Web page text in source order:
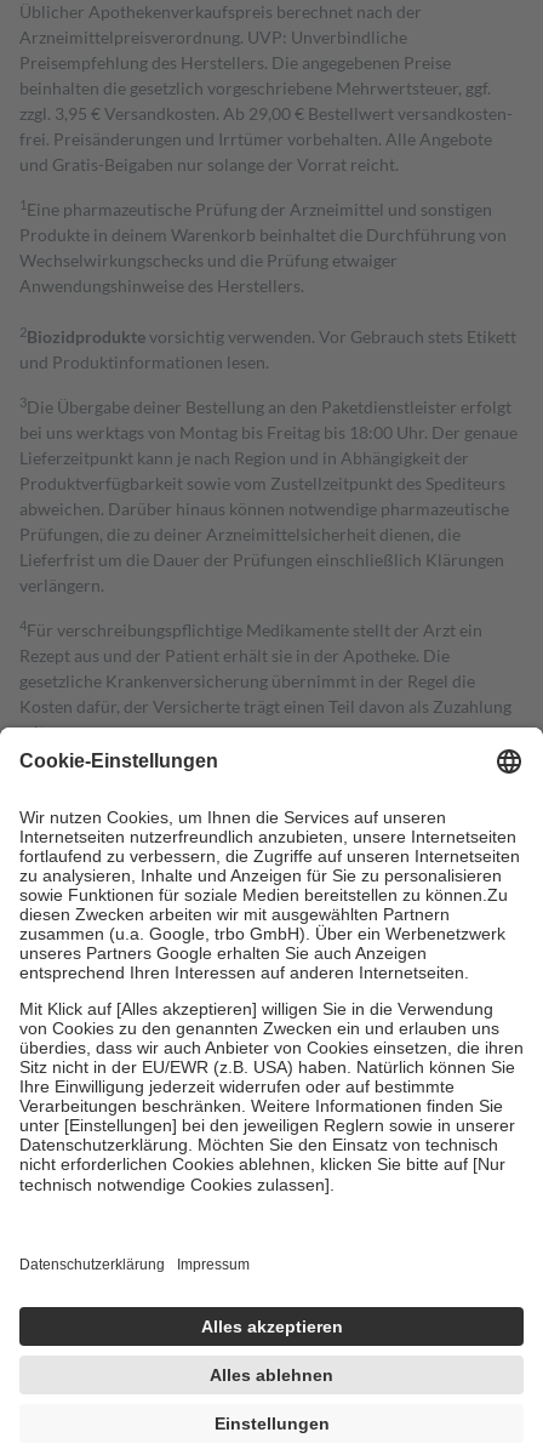
Üblicher Apothekenverkaufspreis berechnet nach der
Arzneimittelpreisverordnung. UVP: Unverbindliche
Preisempfehlung des Herstellers. Die angegebenen Preise
beinhalten die gesetzlich vorgeschriebene Mehrwertsteuer, ggf.
zzgl. 3,95 € Versandkosten. Ab 29,00 € Bestell­wert versand­kosten­
frei. Preisänderungen und Irrtümer vorbehalten. Alle Angebote
und Gratis-Beigaben nur solange der Vorrat reicht.
1 Eine pharmazeutische Prüfung der Arzneimittel und sonstigen
Produkte in deinem Warenkorb beinhaltet die Durchführung von
Wechselwirkungschecks und die Prüfung etwaiger
Anwendungshinweise des Herstellers.
2Biozidproduktevorsichtig verwenden. Vor Gebrauch stets Etikett
und Produktinformationen lesen.
3Die Übergabe deiner Bestellung an den Paketdienstleister erfolgt
bei uns werktags von Montag bis Freitag bis 18:00 Uhr. Der genaue
Lieferzeitpunkt kann je nach Region und in Abhängigkeit der
Produktverfügbarkeit sowie vom Zustellzeitpunkt des Spediteurs
abweichen. Darüber hinaus können notwendige pharmazeutische
Prüfungen, die zu deiner Arzneimittelsicherheit dienen, die
Lieferfrist um die Dauer der Prüfungen einschließlich Klärungen
verlängern.
4Für verschreibungspflichtige Medikamente stellt der Arzt ein
Rezept aus und der Patient erhält sie in der Apotheke. Die
gesetzliche Krankenversicherung übernimmt in der Regel die
Kosten dafür, der Versicherte trägt einen Teil davon als Zuzahlung
mit.
Grundsätzlich leisten Mitglieder Zuzahlungen in Höhe von zehn
höchstens zehn Euro.
Es sind jedoch nie mehr als die tatsächlichen
Kosten der Leistung zu entrichten.
Diese Regeln gelten grundsätzlich auch für Online-Apotheken.
Bei Heilmitteln und häuslicher Krankenpflege beträgt die
Zuzahlung zehn Prozent der Kosten sowie zehn Euro je
Verordnung.
Um das Engagement der Versicherten für ihre eigene Gesundheit zu
stärken und die besondere Stellung der Familie zu unterstützen,
fallenkeine Zuzahlungenan bei:
• Kindern und Jugendlichen bis zum vollendeten 18. Lebensjahr
mit Ausnahme der Fahrkosten
• Untersuchungen zur Vorsorge und Früherkennung, die von der
GKV getragen werden
• empfohlenen Schutzimpfungen
• Harn- und Blutteststreifen
getroffen, um sicherzustellen, dass es sich um echte Bewertungen
https://help.etrusted.com/hc/de/articles/4419944605341
Einige Bilder und Inhalte wurden unter Zuhilfenahme künstlicher